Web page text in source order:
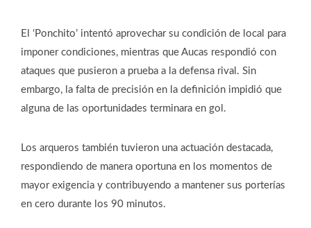
El ‘Ponchito’ intentó aprovechar su condición de local para
imponer condiciones, mientras que Aucas respondió con
ataques que pusieron a prueba a la defensa rival. Sin
embargo, la falta de precisión en la definición impidió que
alguna de las oportunidades terminara en gol.
Los arqueros también tuvieron una actuación destacada,
respondiendo de manera oportuna en los momentos de
mayor exigencia y contribuyendo a mantener sus porterías
en cero durante los 90 minutos.